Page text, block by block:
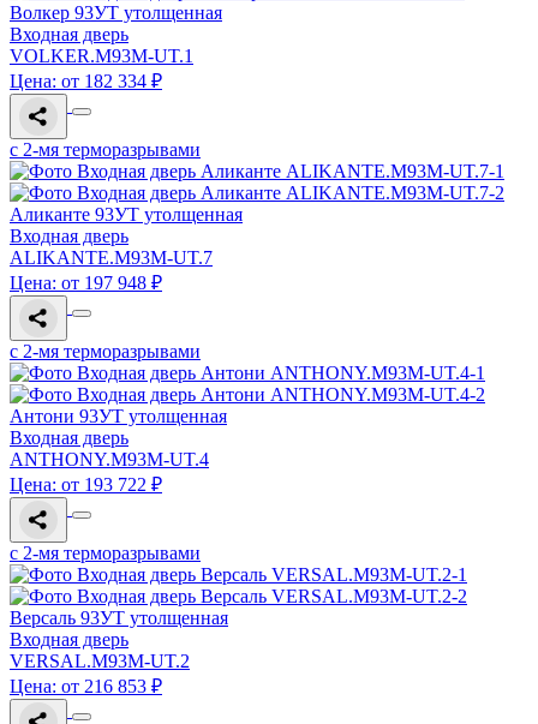
Волкер 93УТ утолщенная
Входная дверь
VOLKER.M93M-UT.1
Цена: от 182 334 ₽
с 2-мя терморазрывами
Аликанте 93УТ утолщенная
Входная дверь
ALIKANTE.M93M-UT.7
Цена: от 197 948 ₽
с 2-мя терморазрывами
Антони 93УТ утолщенная
Входная дверь
ANTHONY.M93M-UT.4
Цена: от 193 722 ₽
с 2-мя терморазрывами
Версаль 93УТ утолщенная
Входная дверь
VERSAL.M93M-UT.2
Цена: от 216 853 ₽